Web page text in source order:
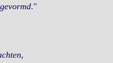
."